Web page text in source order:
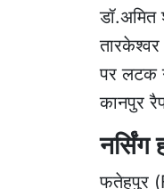
डॉ.अमित
पर लटक
कानपुर
फतेहपुर